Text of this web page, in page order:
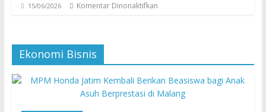
15/06/2026 Komentar Dinonaktifkan
Ekonomi Bisnis